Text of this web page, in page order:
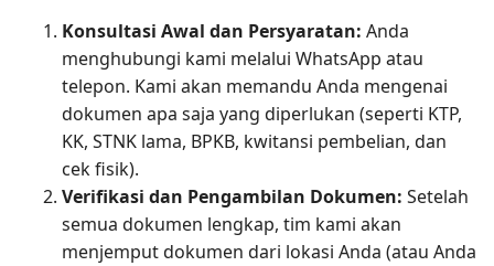
Konsultasi Awal dan Persyaratan: Anda
menghubungi kami melalui WhatsApp atau
telepon. Kami akan memandu Anda mengenai
dokumen apa saja yang diperlukan (seperti KTP,
KK, STNK lama, BPKB, kwitansi pembelian, dan
cek fisik).
Verifikasi dan Pengambilan Dokumen: Setelah
semua dokumen lengkap, tim kami akan
menjemput dokumen dari lokasi Anda (atau Anda